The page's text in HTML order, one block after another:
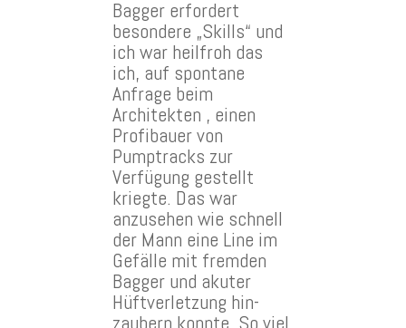
Bagger erfordert
besondere „Skills“ und
ich war heilfroh das
ich, auf spontane
Anfrage beim
Architekten , einen
Profibauer von
Pumptracks zur
Verfügung gestellt
kriegte. Das war
anzusehen wie schnell
der Mann eine Line im
Gefälle mit fremden
Bagger und akuter
Hüftverletzung hin-
zaubern konnte. So viel